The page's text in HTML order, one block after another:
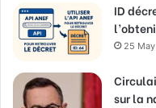
ID
25
sur la